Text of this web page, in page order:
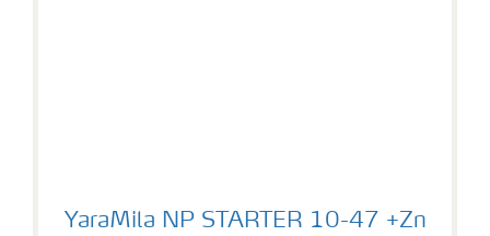
YaraMila NP STARTER 10-47 +Zn +B
YaraMila NP STARTER 10-47 +Zn